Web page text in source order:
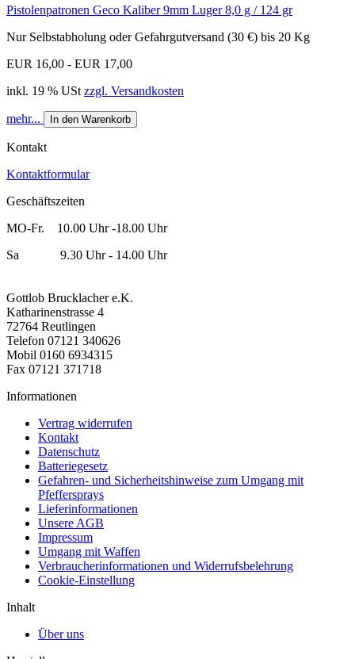
Pistolenpatronen Geco Kaliber 9mm Luger 8,0 g / 124 gr
Nur Selbstabholung oder Gefahrgutversand (30 €) bis 20 Kg
EUR 16,00 - EUR 17,00
inkl. 19 % USt zzgl. Versandkosten
mehr... In den Warenkorb
Kontakt
Kontaktformular
Geschäftszeiten
MO-Fr. 10.00 Uhr -18.00 Uhr
Sa 9.30 Uhr - 14.00 Uhr
Gottlob Brucklacher e.K.
Katharinenstrasse 4
72764 Reutlingen
Telefon 07121 340626
Mobil 0160 6934315
Fax 07121 371718
Informationen
Vertrag widerrufen
Kontakt
Datenschutz
Batteriegesetz
Gefahren- und Sicherheitshinweise zum Umgang mit
Pfeffersprays
Lieferinformationen
Unsere AGB
Impressum
Umgang mit Waffen
Verbraucherinformationen und Widerrufsbelehrung
Cookie-Einstellung
Inhalt
Über uns